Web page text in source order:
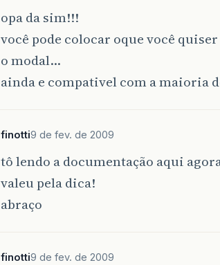
opa da sim!!!
você pode colocar oque você
o modal…
ainda e compativel com a maioria
finotti9 de fev. de 2009
tô lendo a documentação aqui
valeu pela dica!
abraço
finotti9 de fev. de 2009